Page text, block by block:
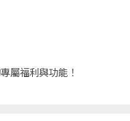
屬福利與功能！